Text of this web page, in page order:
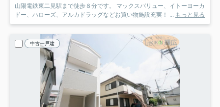
山陽電鉄東二見駅まで徒歩８分です。 マックスバリュー、イトーヨーカ
ドー、ハローズ、アルカドラッグなどお買い物施設充実！ ... もっと見る
中古一戸建